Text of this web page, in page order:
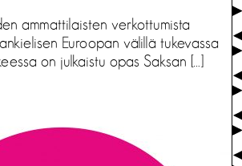
ammattilaisten verkottumista
Euroopan välillä tukevassa
on julkaistu opas Saksan […]